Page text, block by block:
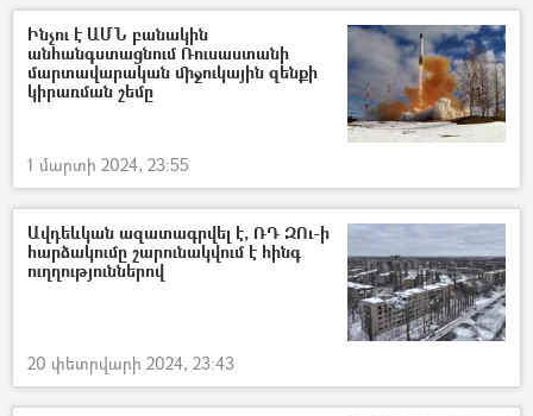
Ինչու է ԱՄՆ բանակին
անհանգստացնում Ռուսաստանի
մարտավարական միջուկային զենքի
կիրառման շեմը
1 մարտի 2024, 23:55
Ավդեևկան ազատագրվել է, ՌԴ ԶՈւ-ի
հարձակումը շարունակվում է հինգ
ուղղություններով
20 փետրվարի 2024, 23:43